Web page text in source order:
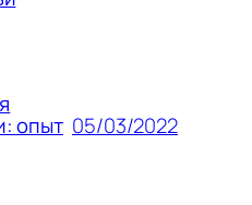
опыт 05/03/2022